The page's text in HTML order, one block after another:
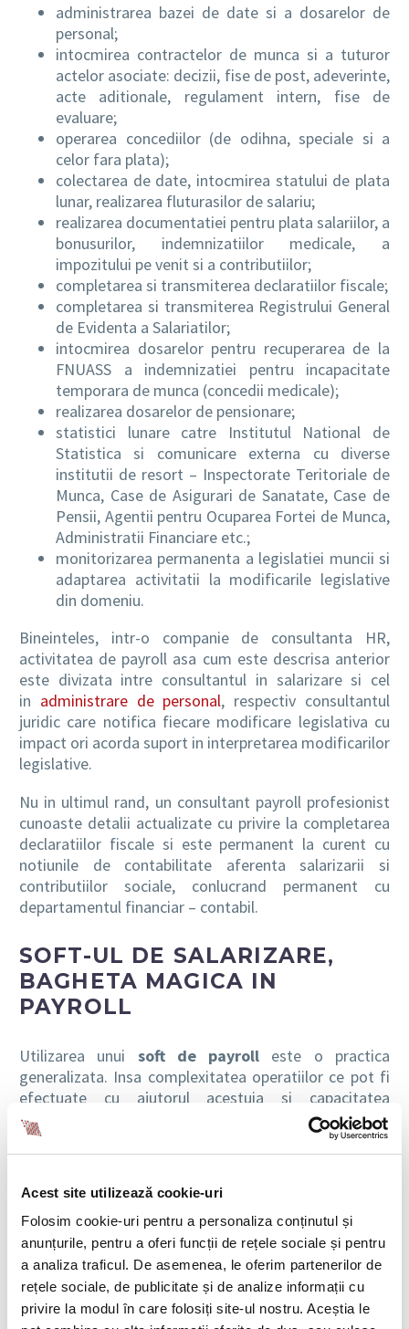
Acest site utilizează cookie-uri
Folosim cookie-uri pentru a personaliza conținutul și
anunțurile, pentru a oferi funcții de rețele sociale și pentru
a analiza traficul. De asemenea, le oferim partenerilor de
rețele sociale, de publicitate și de analize informații cu
privire la modul în care folosiți site-ul nostru. Aceștia le
administrarea bazei de date si a dosarelor de
personal;
intocmirea contractelor de munca si a tuturor
actelor asociate: decizii, fise de post, adeverinte,
acte aditionale, regulament intern, fise de
evaluare;
operarea concediilor (de odihna, speciale si a
celor fara plata);
colectarea de date, intocmirea statului de plata
lunar, realizarea fluturasilor de salariu;
realizarea documentatiei pentru plata salariilor, a
bonusurilor, indemnizatiilor medicale, a
impozitului pe venit si a contributiilor;
completarea si transmiterea declaratiilor fiscale;
completarea si transmiterea Registrului General
de Evidenta a Salariatilor;
intocmirea dosarelor pentru recuperarea de la
FNUASS a indemnizatiei pentru incapacitate
temporara de munca (concedii medicale);
realizarea dosarelor de pensionare;
statistici lunare catre Institutul National de
Statistica si comunicare externa cu diverse
institutii de resort – Inspectorate Teritoriale de
Munca, Case de Asigurari de Sanatate, Case de
Pensii, Agentii pentru Ocuparea Fortei de Munca,
Administratii Financiare etc.;
monitorizarea permanenta a legislatiei muncii si
adaptarea activitatii la modificarile legislative
din domeniu.
Bineinteles, intr-o companie de consultanta HR,
activitatea de payroll asa cum este descrisa anterior
este divizata intre consultantul in salarizare si cel
in administrare de personal, respectiv consultantul
juridic care notifica fiecare modificare legislativa cu
impact ori acorda suport in interpretarea modificarilor
legislative.
Nu in ultimul rand, un consultant payroll profesionist
cunoaste detalii actualizate cu privire la completarea
declaratiilor fiscale si este permanent la curent cu
notiunile de contabilitate aferenta salarizarii si
contributiilor sociale, conlucrand permanent cu
departamentul financiar – contabil.
SOFT-UL DE SALARIZARE,
BAGHETA MAGICA IN
PAYROLL
Utilizarea unui soft de payroll este o practica
generalizata. Insa complexitatea operatiilor ce pot fi
efectuate cu ajutorul acestuia si capacitatea
consultantului de a-l utiliza la adevarata valoare fac
diferenta cand vine vorba de un calcul rapid si corect.
integrate in ERP, mai prietenoase cu utilizatorul sau,
din contra, care necesita abilitati tehnice din partea
celui care introduce datele si ruleaza aplicatia.
In practica un consultant payroll profesionist trebuie
vazut ca fiind persoana care gestioneaza eficient cele
mai importante resurse ale clientului, respectiv timp si